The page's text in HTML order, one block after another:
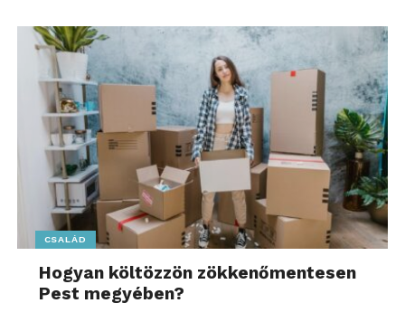
CSALÁD
Hogyan költözzön zökkenőmentesen
Pest megyében?